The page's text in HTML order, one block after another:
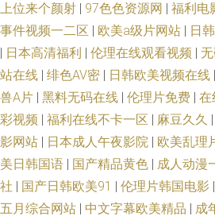
女喷水 欧美一区二区无码免费 久久一区在线
久 黄污网站 91毛片视频软件 日本啊v在线 a
欧美性爱首页 avtt偷情 日韩在线色图观看 97
区 操欧美老女人 日韩欧美a片在线观看 91偷
不卡 天堂色网站 91美女被操 九re精品视频
上位来个颜射 | 97色色资源网 | 福利电
事件视频一二区 | 欧美a级片网站 | 日
| 日本高清福利 | 伦理在线观看视频 |
站在线 | 绯色AV密 | 日韩欧美视频在线 |
兽A片 | 黑料无码在线 | 伦理片免费 | 在
彩视频 | 福利在线不卡一区 | 麻豆久久 |
影网站 | 日本成人午夜影院 | 欧美乱理
美日韩国语 | 国产精品黄色 | 成人动漫
社 | 国产日韩欧美91 | 伦理片韩国电影 |
五月综合网站 | 中文字幕欧美精品 | 成